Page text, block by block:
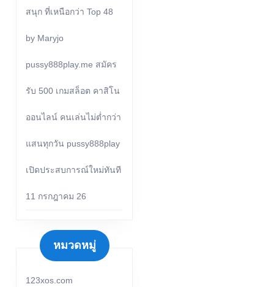
สนุก ที่เหนือกว่า Top 48
by Maryjo
pussy888play.me สมัคร
รับ 500 เกมสล็อต คาสิโน
ออนไลน์ คนเล่นไม่ต่ำกว่า
แสนทุกวัน pussy888play
เปิดประสบการณ์ใหม่ทันที
11 กรกฎาคม 26
หมวดหมู่
123xos.com